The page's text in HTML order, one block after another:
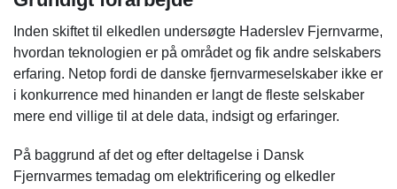
Inden skiftet til elkedlen undersøgte Haderslev Fjernvarme,
hvordan teknologien er på området og fik andre selskabers
erfaring. Netop fordi de danske fjernvarmeselskaber ikke er
i konkurrence med hinanden er langt de fleste selskaber
mere end villige til at dele data, indsigt og erfaringer.
På baggrund af det og efter deltagelse i Dansk
Fjernvarmes temadag om elektrificering og elkedler